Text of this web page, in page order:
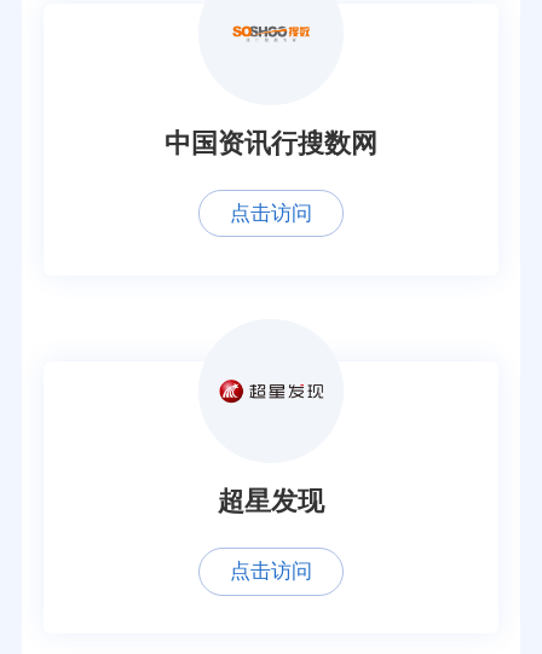
中国资讯行搜数网
点击访问
超星发现
点击访问